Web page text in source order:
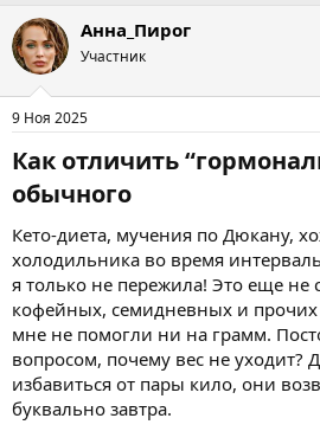
т
е
м
ы
а
л
Анна_Пирог
Участник
9 Ноя 2025
Как отличить
обычного​
Кето-диета, мучения по Дюкану,
холодильника во время
я только не пережила! Это еще не
кофейных, семидневных и
мне не помогли ни на грамм.
вопросом, почему вес не уходит?
избавиться от пары кило, они
буквально завтра.